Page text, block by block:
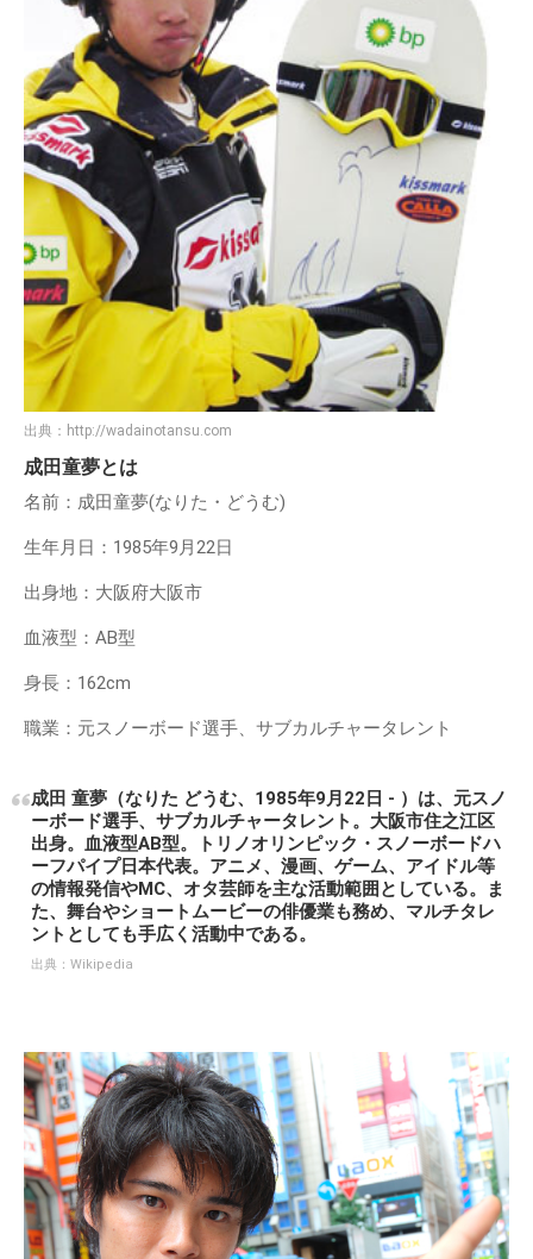
出典： http://wadainotansu.com
成田童夢とは
名前：成田童夢(なりた・どうむ)
生年月日：1985年9月22日
出身地：大阪府大阪市
血液型：AB型
身長：162cm
職業：元スノーボード選手、サブカルチャータレント
成田 童夢（なりた どうむ、1985年9月22日 - ）は、元スノ
ーボード選手、サブカルチャータレント。大阪市住之江区
出身。血液型AB型。トリノオリンピック・スノーボードハ
ーフパイプ日本代表。アニメ、漫画、ゲーム、アイドル等
の情報発信やMC、オタ芸師を主な活動範囲としている。ま
た、舞台やショートムービーの俳優業も務め、マルチタレ
ントとしても手広く活動中である。
出典： Wikipedia